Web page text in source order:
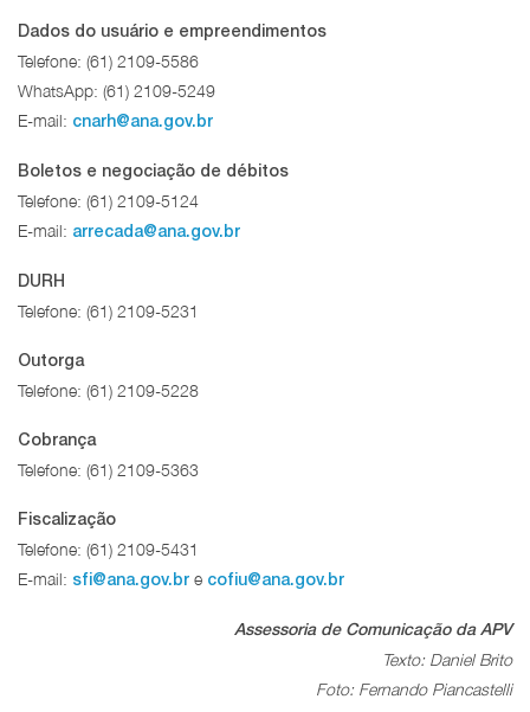
Dados do usuário e empreendimentos
Telefone: (61) 2109-5586
WhatsApp: (61) 2109-5249
E-mail: cnarh@ana.gov.br
Boletos e negociação de débitos
Telefone: (61) 2109-5124
E-mail: arrecada@ana.gov.br
DURH
Telefone: (61) 2109-5231
Outorga
Telefone: (61) 2109-5228
Cobrança
Telefone: (61) 2109-5363
Fiscalização
Telefone: (61) 2109-5431
E-mail: sfi@ana.gov.br e cofiu@ana.gov.br
Assessoria de Comunicação da APV
Texto: Daniel Brito
Foto: Fernando Piancastelli